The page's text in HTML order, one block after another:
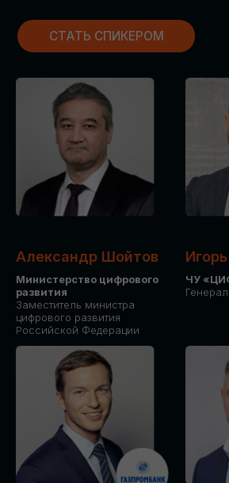
Александр Шойтов
Министерство цифрового
развития
Заместитель министра
цифрового развития
Российской Федерации
ЧУ